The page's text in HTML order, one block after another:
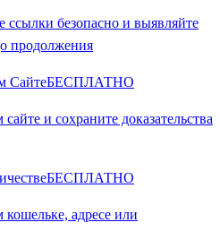
ссылки безопасно и выявляйте
продолжения
СайтеБЕСПЛАТНО
и сохраните доказательства
БЕСПЛАТНО
адресе или